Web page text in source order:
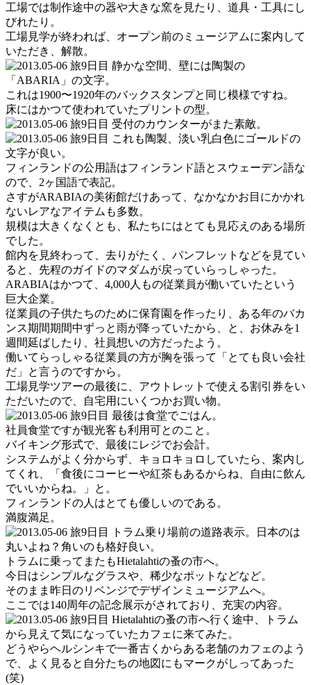
工場では制作途中の器や大きな窯を見たり、道具・工具にし
びれたり。
工場見学が終われば、オープン前のミュージアムに案内して
いただき、解散。
静かな空間、壁には陶製の
「ABARIA」の文字。
これは1900〜1920年のバックスタンプと同じ模様ですね。
床にはかつて使われていたプリントの型。
受付のカウンターがまた素敵。
これも陶製、淡い乳白色にゴールドの
文字が良い。
フィンランドの公用語はフィンランド語とスウェーデン語な
ので、2ヶ国語で表記。
さすがARABIAの美術館だけあって、なかなかお目にかかれ
ないレアなアイテムも多数。
規模は大きくなくとも、私たちにはとても見応えのある場所
でした。
館内を見終わって、去りがたく、パンフレットなどを見てい
ると、先程のガイドのマダムが戻っていらっしゃった。
ARABIAはかつて、4,000人もの従業員が働いていたという
巨大企業。
従業員の子供たちのために保育園を作ったり、ある年のバカ
ンス期間期間中ずっと雨が降っていたから、と、お休みを1
週間延ばしたり、社員想いの方だったよう。
働いてらっしゃる従業員の方が胸を張って「とても良い会社
だ」と言うのですから。
工場見学ツアーの最後に、アウトレットで使える割引券をい
ただいたので、自宅用にいくつかお買い物。
最後は食堂でごはん。
社員食堂ですが観光客も利用可とのこと。
バイキング形式で、最後にレジでお会計。
システムがよく分からず、キョロキョロしていたら、案内し
てくれ、「食後にコーヒーや紅茶もあるからね、自由に飲ん
でいいからね。」と。
フィンランドの人はとても優しいのである。
満腹満足。
トラム乗り場前の道路表示。日本のは
丸いよね？角いのも格好良い。
トラムに乗ってまたもHietalahtiの蚤の市へ。
今日はシンプルなグラスや、稀少なポットなどなど。
そのまま昨日のリベンジでデザインミュージアムへ。
ここでは140周年の記念展示がされており、充実の内容。
Hietalahtiの蚤の市へ行く途中、トラム
から見えて気になっていたカフェに来てみた。
どうやらヘルシンキで一番古くからある老舗のカフェのよう
で、よく見ると自分たちの地図にもマークがしってあった
(笑)